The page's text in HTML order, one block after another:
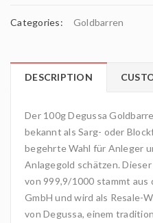
Categories: Goldbarren
DESCRIPTION
Der 100g Degussa
bekannt als Sarg- oder
begehrte Wahl für Anleger
Anlagegold schätzen.
von 999,9/1000 stammt aus
GmbH und wird als Resale-
von Degussa, einem